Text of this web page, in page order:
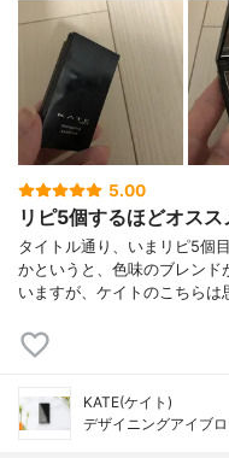
5.00
リピ5個するほどオスス
タイトル通り、いまリピ5個
かというと、色味のブレンド
いますが、ケイトのこちらは
KATE(ケイト)
デザイニングアイブ